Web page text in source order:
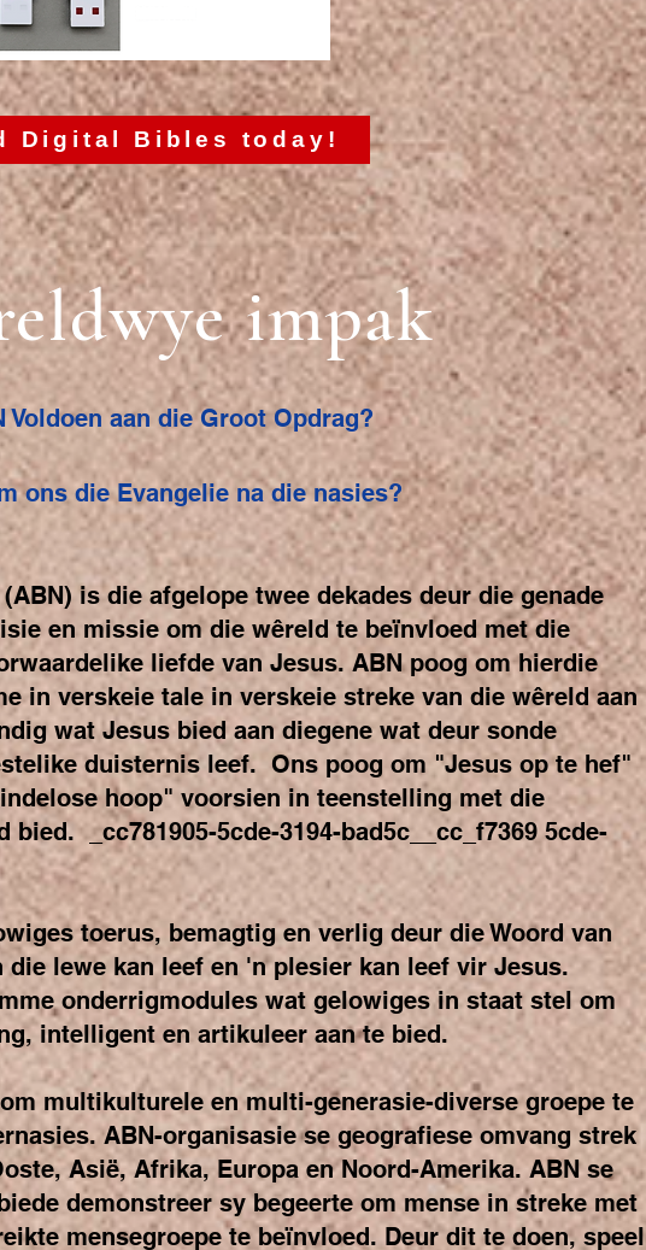
Digital Bibles today!
impak
Voldoen aan die Groot Opdrag?
ons die Evangelie na die nasies?
is die afgelope twee dekades deur die genade
en missie om die wêreld te beïnvloed met die
liefde van Jesus. ABN poog om hierdie
in verskeie tale in verskeie streke van die wêreld aan
wat Jesus bied aan diegene wat deur sonde
duisternis leef. Ons poog om "Jesus op te hef"
hoop" voorsien in teenstelling met die
_cc781905-5cde-3194-bad5c__cc_f7369 5cde-
toerus, bemagtig en verlig deur die Woord van
lewe kan leef en 'n plesier kan leef vir Jesus.
onderrigmodules wat gelowiges in staat stel om
intelligent en artikuleer aan te bied.
multikulturele en multi-generasie-diverse groepe te
ABN-organisasie se geografiese omvang strek
Asië, Afrika, Europa en Noord-Amerika. ABN se
demonstreer sy begeerte om mense in streke met
mensegroepe te beïnvloed. Deur dit te doen, speel